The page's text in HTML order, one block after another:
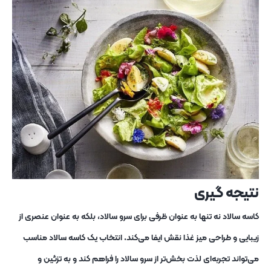
نتیجه‌ گیری
کاسه سالاد نه تنها به عنوان ظرفی برای سرو سالاد، بلکه به عنوان عنصری از
زیبایی و طراحی میز غذا نقش ایفا می‌کند. انتخاب یک کاسه سالاد مناسب
می‌تواند تجربه‌ای لذت ‌بخش‌تر از سرو سالاد را فراهم کند و به تزئین و